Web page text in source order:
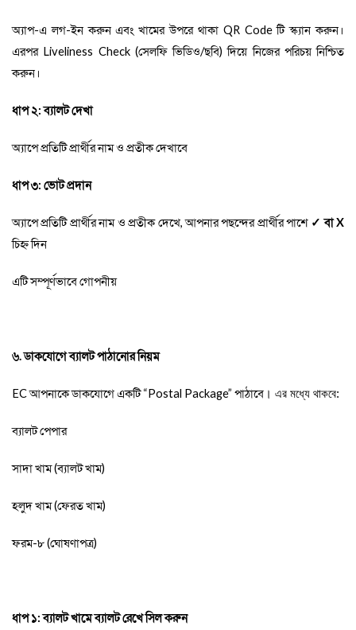
অ্যাপ-এ লগ-ইন করুন এবং খামের উপরে থাকা QR Code টি স্ক্যান করুন।
এরপর Liveliness Check(সেলফি ভিডিও/ছবি) দিয়ে নিজের পরিচয় নিশ্চিত
করুন।
ধাপ ২: ব্যালট দেখা
অ্যাপে প্রতিটি প্রার্থীর নাম ও প্রতীক দেখাবে
ধাপ ৩: ভোট প্রদান
অ্যাপে প্রতিটি প্রার্থীর নাম ও প্রতীক দেখে, আপনার পছন্দের প্রার্থীর পাশে ✓ বাX
চিহ্ন দিন
এটি সম্পূর্ণভাবে গোপনীয়
৬. ডাকযোগে ব্যালট পাঠানোর নিয়ম
ECআপনাকে ডাকযোগে একটি“Postal Package” পাঠাবে । এর মধ্যে থাকবে:
ব্যালট পেপার
সাদা খাম (ব্যালট খাম)
হলুদ খাম (ফেরত খাম)
ফরম-৮ (ঘোষণাপত্র)
ধাপ ১: ব্যালট খামে ব্যালট রেখে সিল করুন